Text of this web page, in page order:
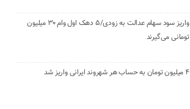
واریز سود سهام عدالت به زودی/۵ دهک اول وام ۳۰ میلیون
تومانی می‌گیرند
۴ میلیون تومان به حساب هر شهروند ایرانی واریز شد